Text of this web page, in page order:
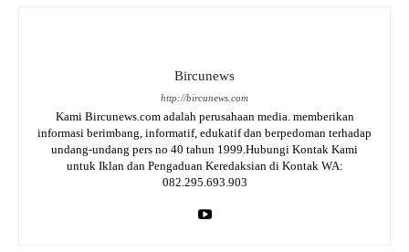
Bircunews
http://bircunews.com
Kami Bircunews.com adalah perusahaan media. memberikan
informasi berimbang, informatif, edukatif dan berpedoman terhadap
undang-undang pers no 40 tahun 1999.Hubungi Kontak Kami
untuk Iklan dan Pengaduan Keredaksian di Kontak WA:
082.295.693.903